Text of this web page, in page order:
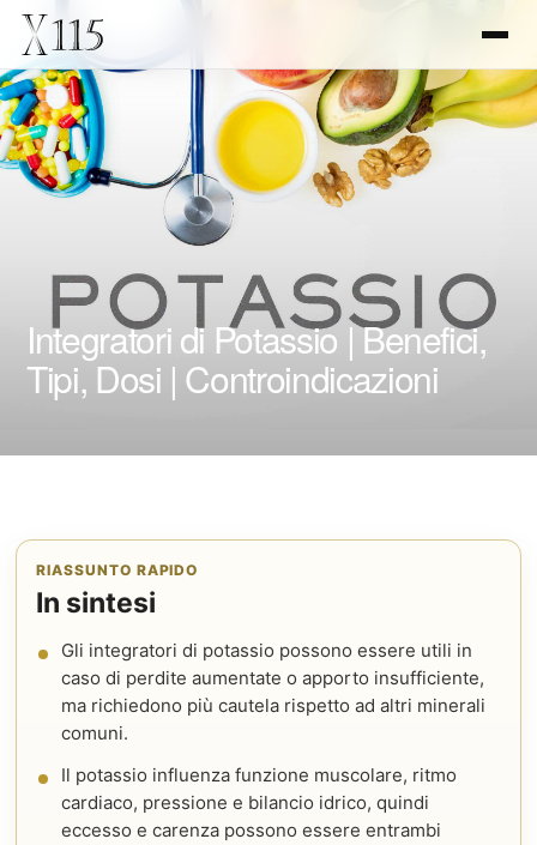
Integratori di Potassio | Benefici,
Tipi, Dosi | Controindicazioni
RIASSUNTO RAPIDO
In sintesi
Gli integratori di potassio possono essere utili in
caso di perdite aumentate o apporto insufficiente,
ma richiedono più cautela rispetto ad altri minerali
comuni.
Il potassio influenza funzione muscolare, ritmo
cardiaco, pressione e bilancio idrico, quindi
eccesso e carenza possono essere entrambi